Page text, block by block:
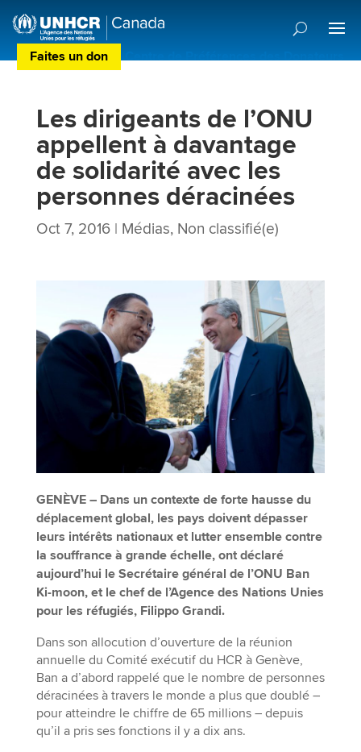
Faites un don Centre de Préférences des Donateurs
Les dirigeants de l’ONU
appellent à davantage
de solidarité avec les
personnes déracinées
Oct 7, 2016| Médias, Non classifié(e)
GENÈVE – Dans un contexte de forte hausse du
déplacement global, les pays doivent dépasser
leurs intérêts nationaux et lutter ensemble contre
la souffrance à grande échelle, ont déclaré
aujourd’hui le Secrétaire général de l’ONU Ban
Ki-moon, et le chef de l’Agence des Nations Unies
pour les réfugiés, Filippo Grandi.
Dans son allocution d’ouverture de la réunion
annuelle du Comité exécutif du HCR à Genève,
Ban a d’abord rappelé que le nombre de personnes
déracinées à travers le monde a plus que doublé –
pour atteindre le chiffre de 65 millions – depuis
qu’il a pris ses fonctions il y a dix ans.